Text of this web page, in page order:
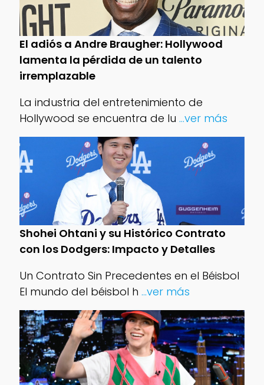
El adiós a Andre Braugher: Hollywood
lamenta la pérdida de un talento
irremplazable
La industria del entretenimiento de
Hollywood se encuentra de lu ...ver más
Shohei Ohtani y su Histórico Contrato
con los Dodgers: Impacto y Detalles
Un Contrato Sin Precedentes en el Béisbol
El mundo del béisbol h ...ver más